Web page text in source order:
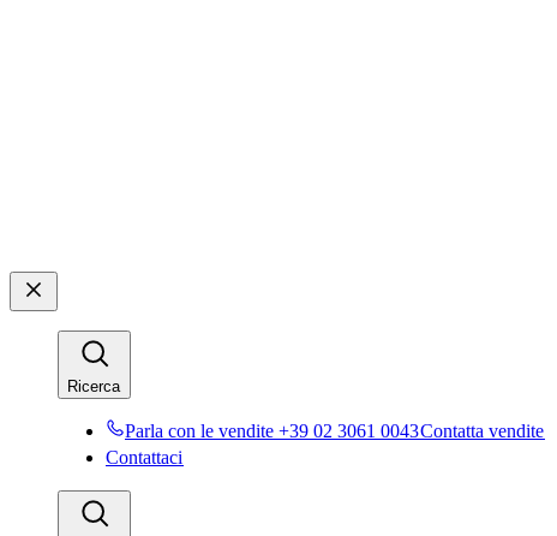
Ricerca​​
Parla con le vendite +39 02 3061 0043​​Contatta vendite​​
Contattaci​​